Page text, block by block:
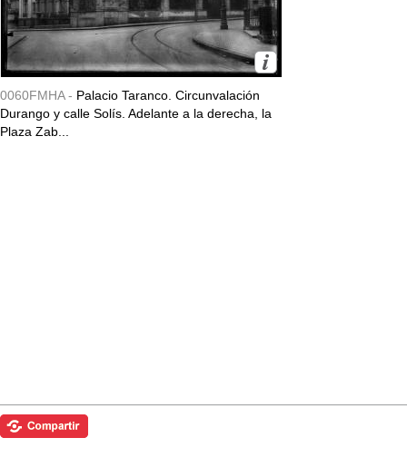
0060FMHA - Palacio Taranco. Circunvalación
Durango y calle Solís. Adelante a la derecha, la
Plaza Zab...